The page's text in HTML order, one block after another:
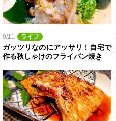
9/11 ライフ
ガッツリなのにアッサリ！自宅で
作る秋しゃけのフライパン焼き